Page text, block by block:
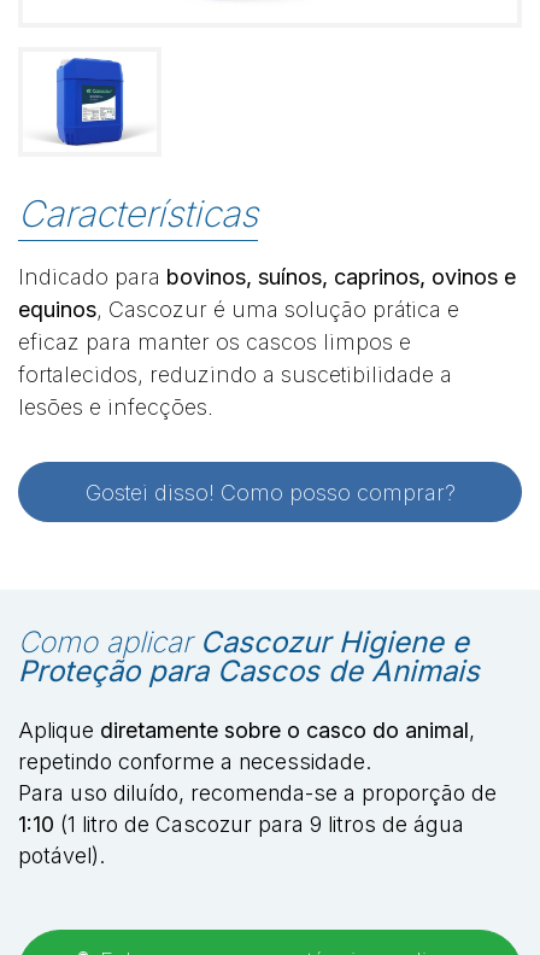
Características
Indicado para bovinos, suínos, caprinos, ovinos e
equinos, Cascozur é uma solução prática e
eficaz para manter os cascos limpos e
fortalecidos, reduzindo a suscetibilidade a
lesões e infecções.
Gostei disso! Como posso comprar?
Como aplicar Cascozur Higiene e
Proteção para Cascos de Animais
Aplique diretamente sobre o casco do animal,
repetindo conforme a necessidade.
Para uso diluído, recomenda-se a proporção de
1:10 (1 litro de Cascozur para 9 litros de água
potável).